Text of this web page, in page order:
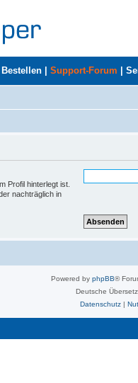
Bestellen Support-Forum
Profil hinterlegt ist.
nachträglich in
Powered by phpBB®
Deutsche
Datenschutz|